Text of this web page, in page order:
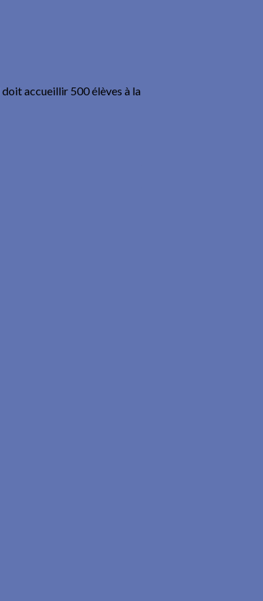
accueillir 500 élèves à la